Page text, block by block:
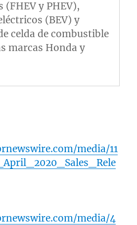
(FHEV y PHEV),
(BEV) y
celda de combustible
marcas Honda y
media/11
media/4